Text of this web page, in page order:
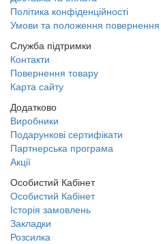
Політика конфіденційності
Умови та положення повернення
Служба підтримки
Контакти
Повернення товару
Карта сайту
Додатково
Виробники
Подарункові сертифікати
Партнерська програма
Акції
Особистий Кабінет
Особистий Кабінет
Історія замовлень
Закладки
Розсилка